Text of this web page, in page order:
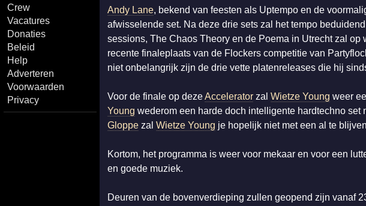
Crew
Vacatures
Donaties
Beleid
Help
Adverteren
Voorwaarden
Privacy
Andy Lane, bekend van feesten als Uptempo en de
afwisselende set. Na deze drie sets zal het tempo
sessions, The Chaos Theory en de Poema in Utrecht zal
recente finaleplaats van de Flockers competitie van
niet onbelangrijk zijn de drie vette platenreleases die hij
Voor de finale op dezeAcceleratorzal Wietze Young weer
Young wederom een harde doch intelligente hardtechno
Gloppezal Wietze Young je hopelijk niet met een al te
Kortom, het programma is weer voor mekaar en voor een
en goede muziek.
Deuren van de bovenverdieping zullen geopend zijn vanaf